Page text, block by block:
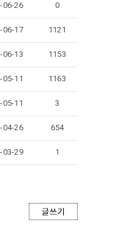
06-26 0
06-17 1121
06-13 1153
05-11 1163
05-11 3
04-26 654
03-29 1